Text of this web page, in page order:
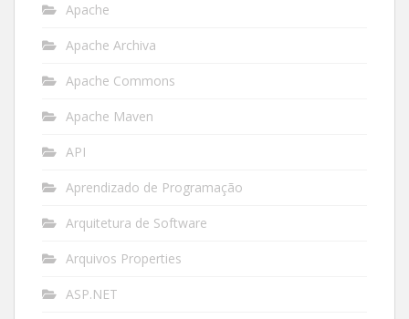
Apache
Apache Archiva
Apache Commons
Apache Maven
API
Aprendizado de Programação
Arquitetura de Software
Arquivos Properties
ASP.NET